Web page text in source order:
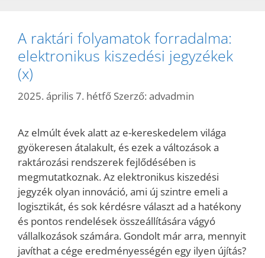
A raktári folyamatok forradalma:
elektronikus kiszedési jegyzékek
(x)
2025. április 7. hétfő Szerző: advadmin
Az elmúlt évek alatt az e-kereskedelem világa
gyökeresen átalakult, és ezek a változások a
raktározási rendszerek fejlődésében is
megmutatkoznak. Az elektronikus kiszedési
jegyzék olyan innováció, ami új szintre emeli a
logisztikát, és sok kérdésre választ ad a hatékony
és pontos rendelések összeállítására vágyó
vállalkozások számára. Gondolt már arra, mennyit
javíthat a cége eredményességén egy ilyen újítás?